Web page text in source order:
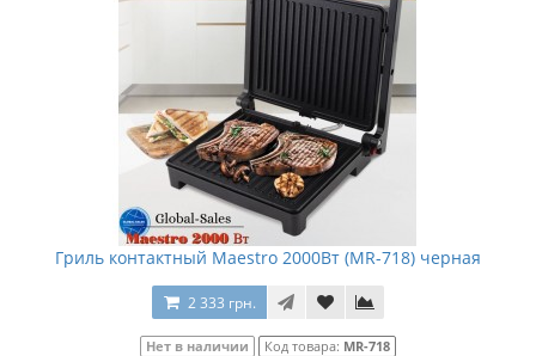
Гриль контактный Maestro 2000Вт (MR-718) черная
2 333 грн.
Нет в наличии Код товара: MR-718